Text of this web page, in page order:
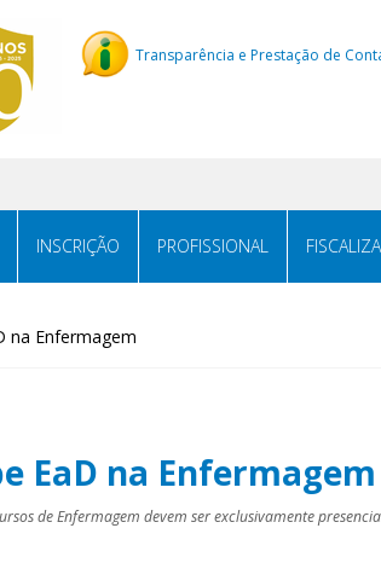
Transparência e Prestação de
INSCRIÇÃO PROFISSIONAL
na Enfermagem
EaD na Enfermagem
de Enfermagem devem ser exclusivamente